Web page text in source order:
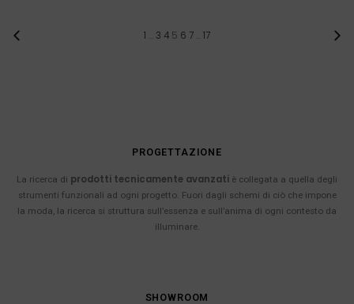
1 3 4 5 6 7 17
PROGETTAZIONE
La ricerca di prodotti tecnicamente avanzati è collegata a quella degli
strumenti funzionali ad ogni progetto. Fuori dagli schemi di ciò che impone
la moda, la ricerca si struttura sull’essenza e sull’anima di ogni contesto da
illuminare.
SHOWROOM